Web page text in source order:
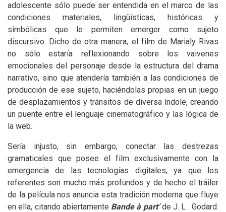
adolescente sólo puede ser entendida en el marco de las
condiciones materiales, lingüísticas, históricas y
simbólicas que le permiten emerger como sujeto
discursivo. Dicho de otra manera, el film de Marialy Rivas
no sólo estaría reflexionando sobre los vaivenes
emocionales del personaje desde la estructura del drama
narrativo, sino que atendería también a las condiciones de
producción de ese sujeto, haciéndolas propias en un juego
de desplazamientos y tránsitos de diversa índole, creando
un puente entre el lenguaje cinematográfico y las lógica de
la web.
Sería injusto, sin embargo, conectar las destrezas
gramaticales que posee el film exclusivamente con la
emergencia de las tecnologías digitales, ya que los
referentes son mucho más profundos y de hecho el tráiler
de la película nos anuncia esta tradición moderna que fluye
en ella, citando abiertamente Bande à part’de J. L . Godard.